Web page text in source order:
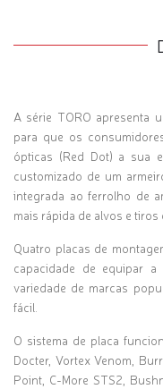
A série TORO apresenta
para que os
ópticas (Red Dot) a sua
customizado de um
integrada ao ferrolho de
mais rápida de alvos e tiros
Quatro placas de
capacidade de equipar
variedade de marcas
fácil.
O sistema de placa
Docter, Vortex Venom,
Point, C-More STS2,